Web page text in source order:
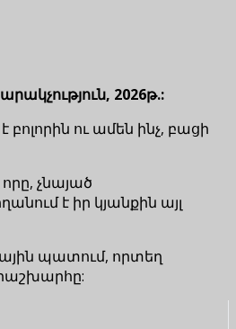
2026թ.:
ու ամեն ինչ, բացի
չնայած
է իր կյանքին այլ
պատում, որտեղ